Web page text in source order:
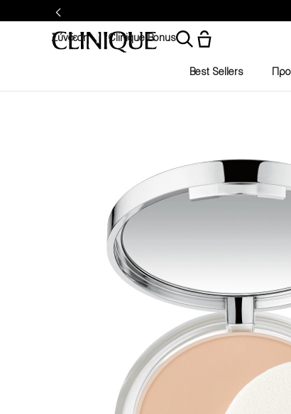
Σύνδεση Clinique Bonus
Best Sellers